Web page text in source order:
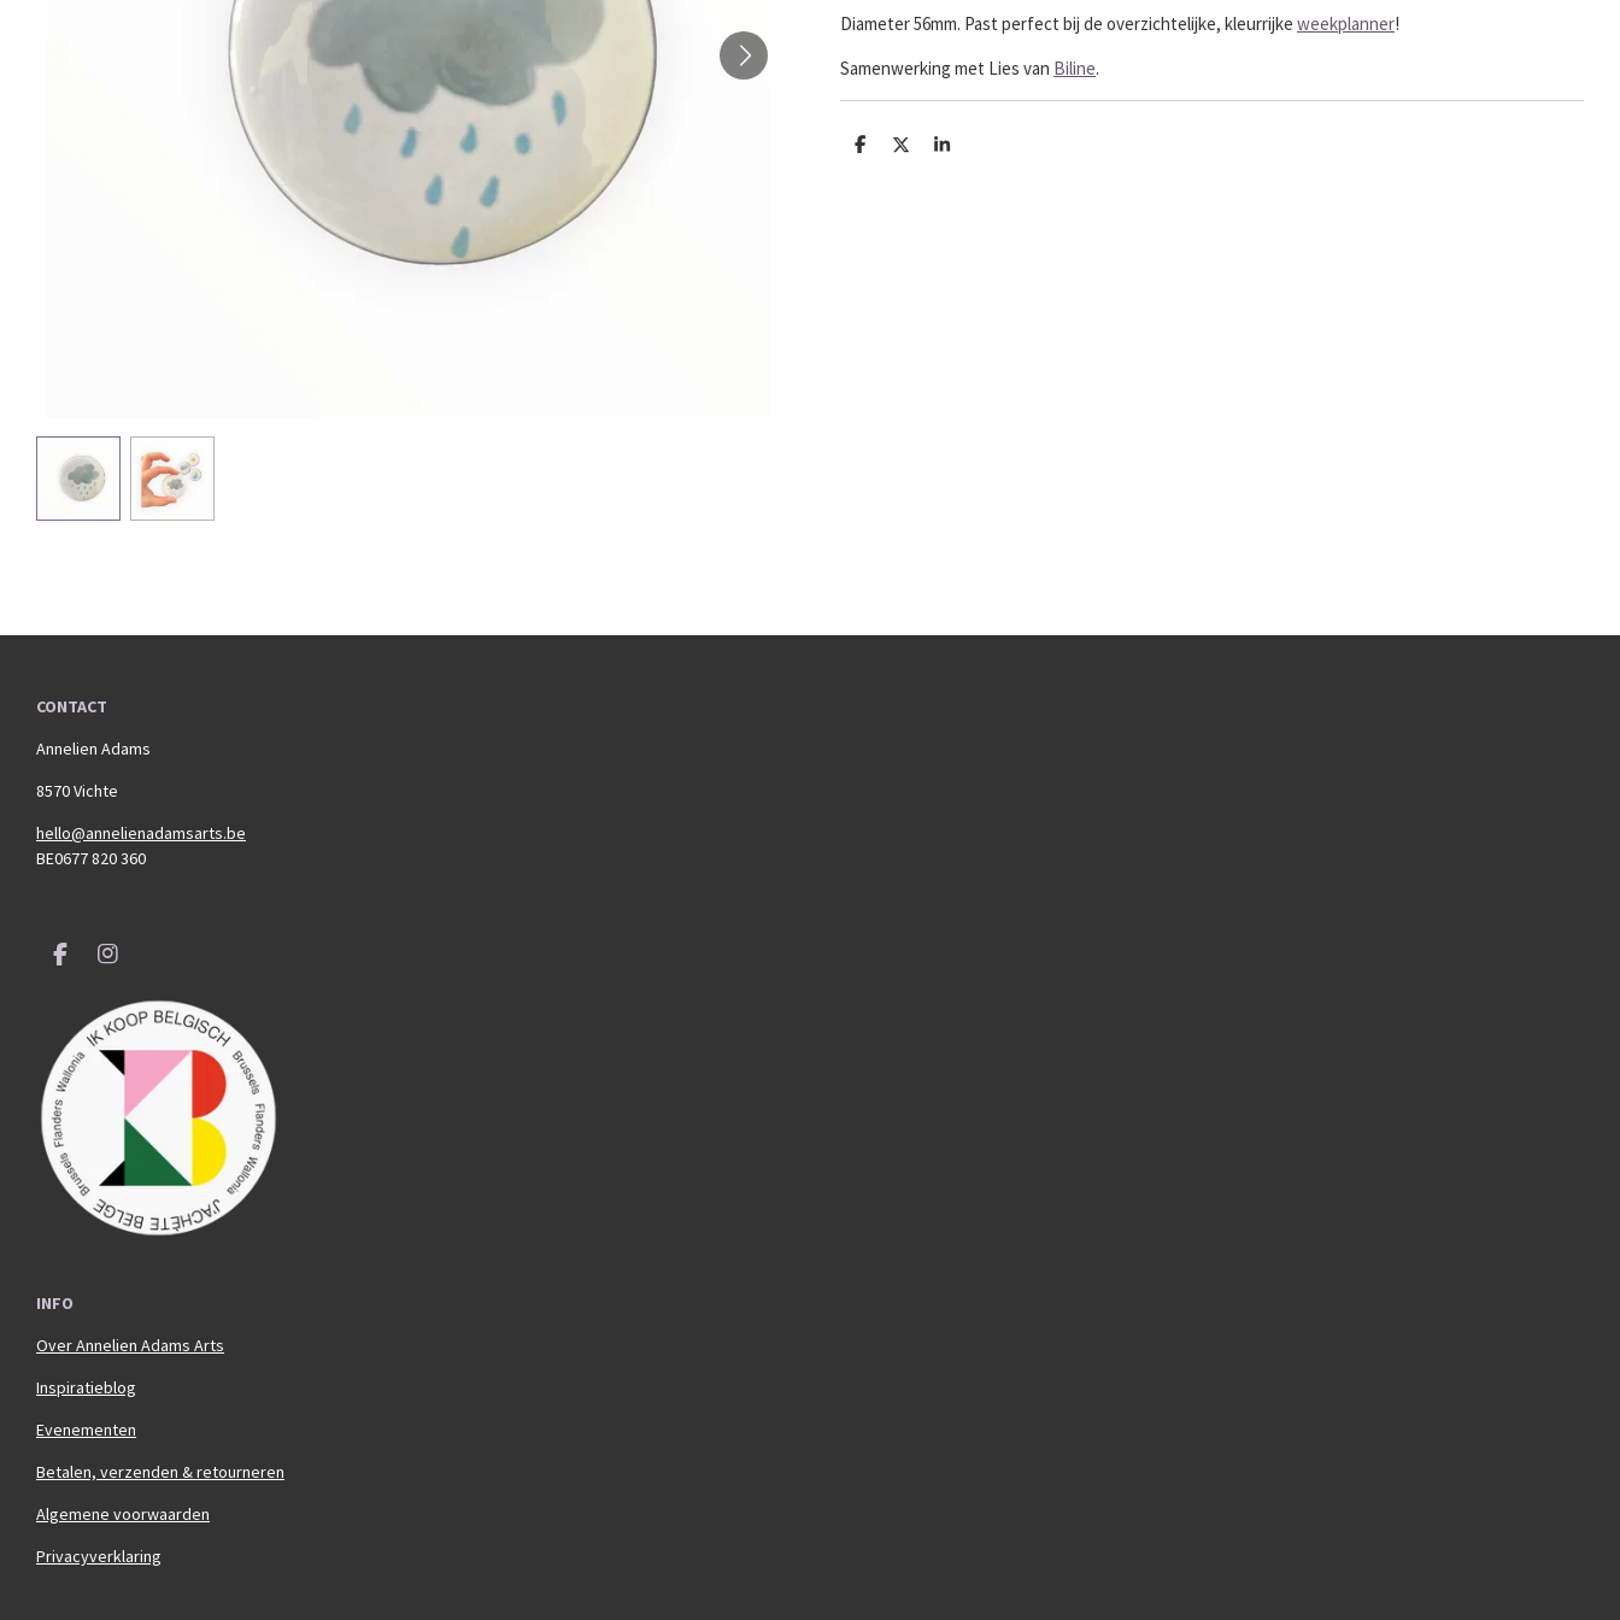
Diameter 56mm. Past perfect bij de overzichtelijke, kleurrijke weekplanner!
Samenwerking met Lies van Biline.
D
D
S
CONTACT
Annelien Adams
8570 Vichte
hello@annelienadamsarts.be
BE0677 820 360
F
b
o
o
k
I
s
t
a
g
INFO
Over Annelien Adams Arts
Inspiratieblog
Evenementen
Betalen, verzenden & retourneren
Algemene voorwaarden
Privacyverklaring